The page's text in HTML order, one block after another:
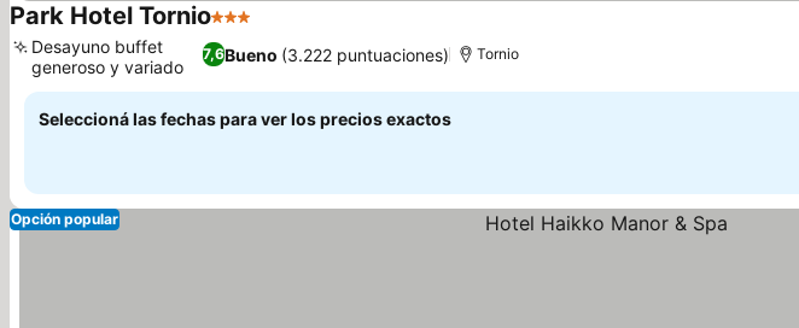
Park Hotel Tornio3 Estrellas
7,6Bueno (3.222 puntuaciones)
Desayuno buffet
generoso y variado
Tornio
Seleccioná las fechas para ver los precios exactos
Opción popular